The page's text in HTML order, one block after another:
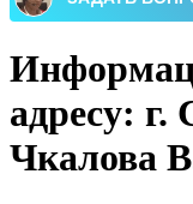
адресу: г.
Чкалова